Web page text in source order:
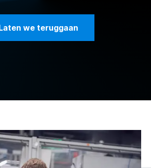
we teruggaan